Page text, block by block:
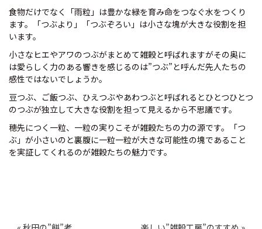
食物だけでなく「雨粒」は豊かな緑を育み命をつなぐ水をつくり
ます。「つぶより」「つぶぞろい」は小さな塊が大きな役割を担
います。
小さなヒエやアワのつぶがまとめて雑穀と呼ばれますがその奥に
は愛らしく力のある響きを感じるのは”つぶ”と呼んだ先人たちの
感性ではないでしょうか。
豆つぶ、ご飯つぶ、ひえつぶやあわつぶと呼ばれるとひとつひとつ
のつぶが独立して大きな役割を担って見えるから不思議です。
穂先につく一粒、一粒の実りこそが雑穀たちの力の源です。「つ
ぶ」が小さいのと裏腹に一粒一粒が大きな可能性の塊であること
を実証してくれるのが雑穀たちの魅力です。